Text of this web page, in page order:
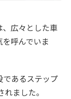
広々とした車
呼んでいま
であるステップ
ました。